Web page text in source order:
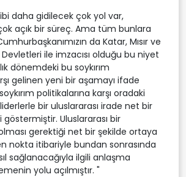
daha gidilecek çok yol var,
açık bir süreç. Ama tüm bunlara
da Katar, Mısır ve
ile imzacısı olduğu bu niyet
dönemdeki bu soykırım
gelinen yeni bir aşamayı ifade
politikalarına karşı oradaki
bir uluslararası irade net bir
göstermiştir. Uluslararası bir
gerektiği net bir şekilde ortaya
nokta itibariyle bundan sonrasında
sağlanacağıyla ilgili anlaşma
yolu açılmıştır. "